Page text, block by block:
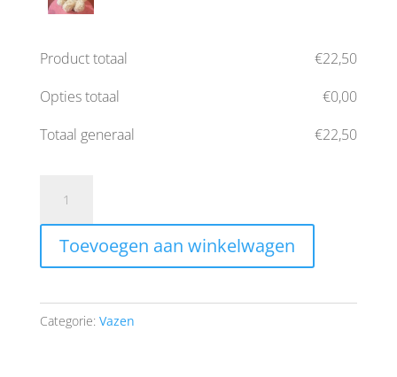
Product totaal €22,50
Opties totaal
€0,00
Totaal generaal
€22,50
Talia
Toevoegen aan winkelwagen
Categorie: Vazen